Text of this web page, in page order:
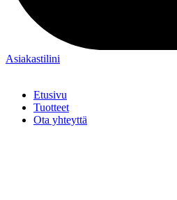
Asiakastilini
Etusivu
Tuotteet
Ota yhteyttä